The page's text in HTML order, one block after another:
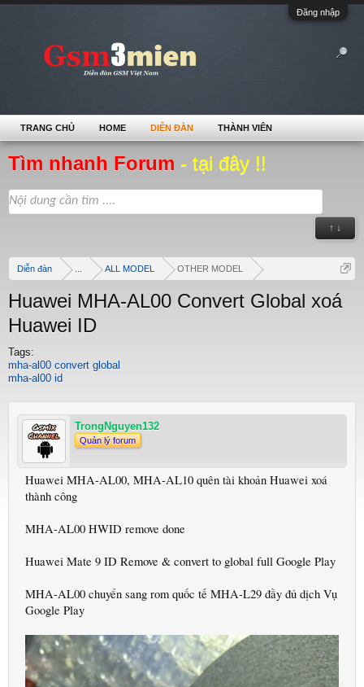
Đăng nhập
Tìm nhanh Forum - tại đây !!
↑ ↓
Diễn đàn ALL MODEL OTHER MODEL
Huawei MHA-AL00 Convert Global xoá
Huawei ID
Tags:
mha-al00 convert global
mha-al00 id
TrongNguyen132
Quản lý forum
Huawei MHA-AL00, MHA-AL10 quên tài khoản Huawei xoá
thành công
MHA-AL00 HWID remove done
Huawei Mate 9 ID Remove & convert to global full Google Play
MHA-AL00 chuyển sang rom quốc tế MHA-L29 đầy đủ dịch Vụ
Google Play
TRANG CHỦ HOME DIỄN ĐÀN THÀNH VIÊN